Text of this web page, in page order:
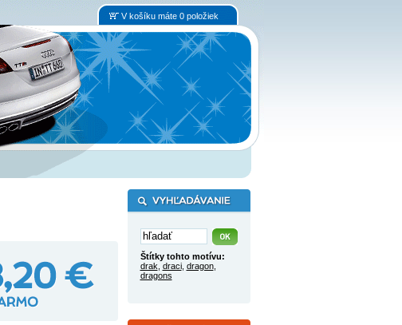
V košíku máte 0 položiek
Štítky tohto motívu:
drak draci, dragon,
dragons